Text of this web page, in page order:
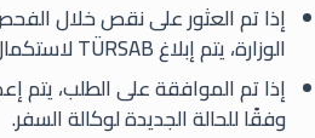
إذا تم العثور على نقص خلال
الوزارة، يتم إبلاغ TÜRSAB لاستكمال النقص.
إذا تم الموافقة على الطلب، يتم
وفقًا للحالة الجديدة لوكالة السفر.